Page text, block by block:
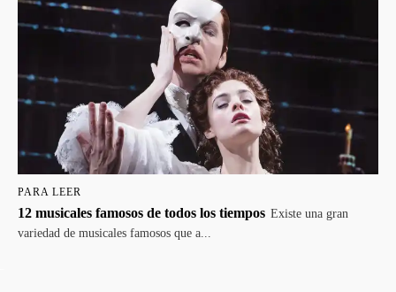
PARA LEER
12 musicales famosos de todos los tiempos Existe una gran
variedad de musicales famosos que a...